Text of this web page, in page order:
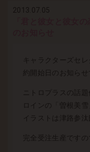
2013.07.05
キャラクターズセ
約開始日のお知らせ
ニトロプラスの話
ロインの「曽根美
イラストは津路参
完全受注生産ですの